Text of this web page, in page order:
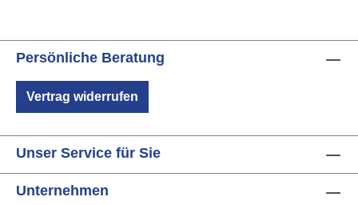
Persönliche Beratung
Vertrag widerrufen
Unser Service für Sie
Unternehmen